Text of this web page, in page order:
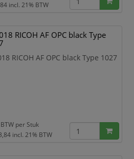
incl. 21% BTW
RICOH AF OPC black Type
RICOH AF OPC black Type 1027
per Stuk
incl. 21% BTW